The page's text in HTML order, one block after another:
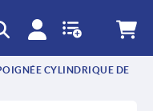
CYLINDRIQUE DE